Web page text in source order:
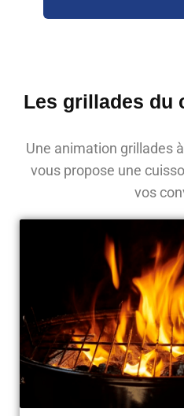
Les grillades du
Une animation grillades
vous propose une
vos